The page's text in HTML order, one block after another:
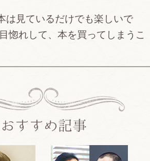
は見ているだけでも楽しいで
惚れして、本を買ってしまうこ